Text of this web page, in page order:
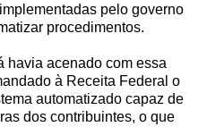
pelo governo
procedimentos.
havia acenado com essa
à Receita Federal o
automatizado capaz de
dos contribuintes, o que